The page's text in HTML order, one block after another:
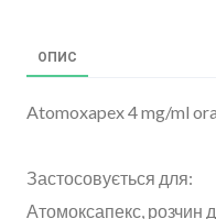
ОПИС
Atomoxapex 4 mg/ml
Застосовується для:
Атомоксапекс, розчин